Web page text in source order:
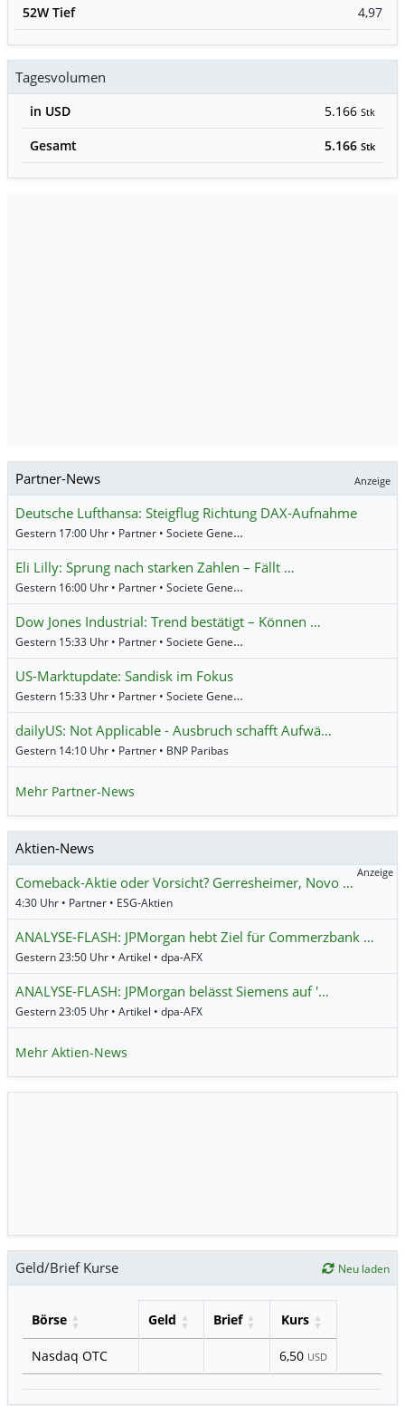
52W Tief
4,97
Tagesvolumen
in USD 5.166 Stk
Gesamt 5.166 Stk
Partner-News Anzeige
Deutsche Lufthansa: Steigflug Richtung DAX-Aufnahme
Gestern 17:00 Uhr • Partner • Societe Generale
Eli Lilly: Sprung nach starken Zahlen – Fällt …
Gestern 16:00 Uhr • Partner • Societe Generale
Dow Jones Industrial: Trend bestätigt – Können …
Gestern 15:33 Uhr • Partner • Societe Generale
US-Marktupdate: Sandisk im Fokus
Gestern 15:33 Uhr • Partner • Societe Generale
dailyUS: Not Applicable - Ausbruch schafft Aufwä…
Gestern 14:10 Uhr • Partner • BNP Paribas
Mehr Partner-News
Aktien-News
Comeback-Aktie oder Vorsicht? Gerresheimer, Novo …
4:30 Uhr • Partner • ESG-Aktien
Anzeige
ANALYSE-FLASH: JPMorgan hebt Ziel für Commerzbank …
Gestern 23:50 Uhr • Artikel • dpa-AFX
ANALYSE-FLASH: JPMorgan belässt Siemens auf '…
Gestern 23:05 Uhr • Artikel • dpa-AFX
Mehr Aktien-News
Geld/Brief Kurse Neu laden
Börse Geld Brief Kurs
Nasdaq OTC 6,50 USD